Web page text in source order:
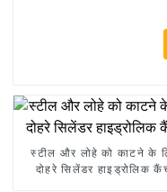
स्टील और लोहे को काटने के
दोहरे सिलेंडर हाइड्रोलिक